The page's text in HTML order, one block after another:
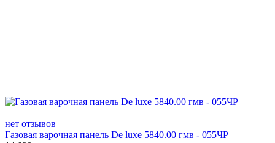
нет отзывов
Газовая варочная панель De luxe 5840.00 гмв - 055ЧР